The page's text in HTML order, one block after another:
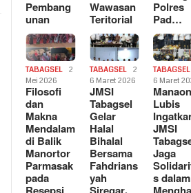
Pembang
unan
Wawasan
Teritorial
Polres
Pad…
TABAGSEL
2
Mei 2026
Filosofi
dan
Makna
Mendalam
di Balik
Manortor
Parmasak
pada
TABAGSEL
2
6 Maret 2026
JMSI
Tabagsel
Gelar
Halal
Bihalal
Bersama
Fahdrians
yah
TABAGSEL
6 Maret
Manaon
Lubis
JMSI
Jaga
s dalam